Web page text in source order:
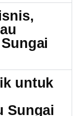
untuk
Sungai